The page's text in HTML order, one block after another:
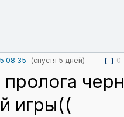
08:35 (спустя 5 дней) [-] 0
игры((